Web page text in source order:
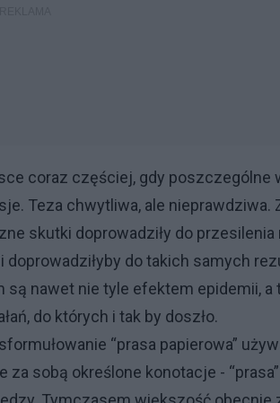
coraz częściej, gdy poszczególne
Teza chwytliwa, ale nieprawdziwa.
skutki doprowadziły do przesilenia
do takich samych
nawet nie tyle efektem epidemii, a
do których i tak by doszło.
“prasa papierowa”
sobą określone konotacje -